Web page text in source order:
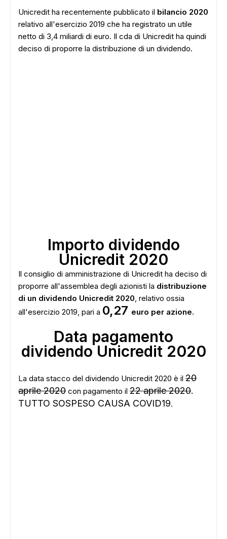
Unicredit ha recentemente pubblicato il bilancio 2020
relativo all'esercizio 2019 che ha registrato un utile
netto di 3,4 miliardi di euro. Il cda di Unicredit ha quindi
deciso di proporre la distribuzione di un dividendo.
Importo dividendo
Unicredit 2020
Il consiglio di amministrazione di Unicredit ha deciso di
proporre all'assemblea degli azionisti la distribuzione
di un dividendo Unicredit 2020, relativo ossia
all'esercizio 2019, pari a 0,27 euro per azione.
Data pagamento
dividendo Unicredit 2020
La data stacco del dividendo Unicredit 2020 è il 20
aprile 2020 con pagamento il 22 aprile 2020.
TUTTO SOSPESO CAUSA COVID19.